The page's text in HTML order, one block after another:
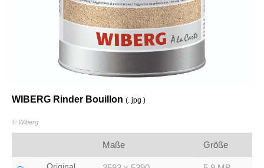
WIBERG Rinder Bouillon (. jpg )
© Wiberg
Maße Größe